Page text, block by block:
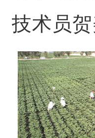
技术员贺